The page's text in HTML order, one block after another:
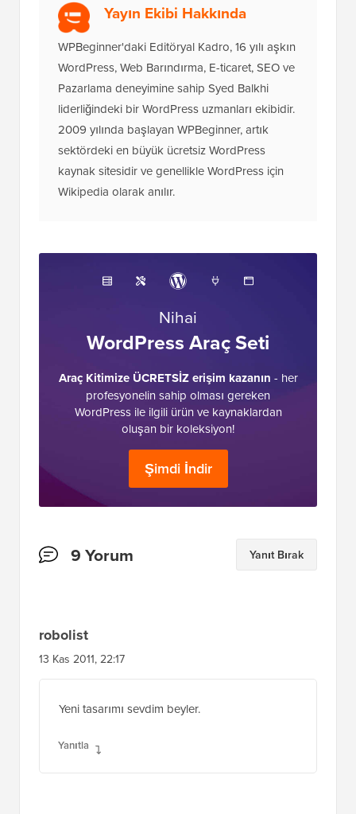
Yayın Ekibi Hakkında
WPBeginner'daki Editöryal Kadro, 16 yılı aşkın
WordPress, Web Barındırma, E-ticaret, SEO ve
Pazarlama deneyimine sahip Syed Balkhi
liderliğindeki bir WordPress uzmanları ekibidir.
2009 yılında başlayan WPBeginner, artık
sektördeki en büyük ücretsiz WordPress
kaynak sitesidir ve genellikle WordPress için
Wikipedia olarak anılır.
Nihai
WordPress Araç Seti
Araç Kitimize ÜCRETSİZ erişim kazanın - her
profesyonelin sahip olması gereken
WordPress ile ilgili ürün ve kaynaklardan
oluşan bir koleksiyon!
Şimdi İndir
Okuyucu
9 Yorum Yanıt Bırak
robolist
13 Kas 2011, 22:17
Yeni tasarımı sevdim beyler.
Yanıtla